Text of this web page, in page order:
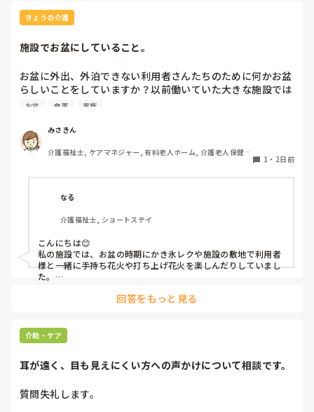
きょうの介護
施設でお盆にしていること。
お盆に外出、外泊できない利用者さんたちのために何かお盆
らしいことをしていますか？以前働いていた大きな施設では
実際に住職さんを呼びご焼香できるようにそれ用のスペース
族が面会に来る…などでした。お盆まであと少しです。何か
していることがあればぜひシェアよろしくお願いします。
お盆 食事 家族
みさきん
介護福祉士, ケアマネジャー, 有料老人ホーム, 介護老人保健施
1 ・ 2日前
なる
介護福祉士, ショートステイ
こんにちは😊
私の施設では、お盆の時期にかき氷レクや施設の敷地で利用者
様と一緒に手持ち花火や打ち上げ花火を楽しんだりしていまし
た。
利用者様にとっても良い経験にもなりますね！
回答をもっと見る
介助・ケア
耳が遠く、目も見えにくい方への声かけについて相談です。
質問失礼します。